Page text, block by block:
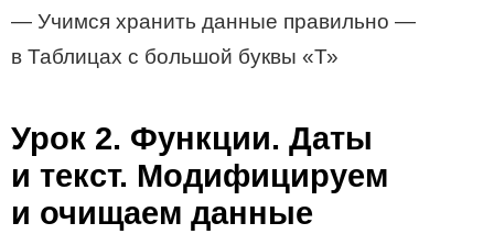
— Учимся хранить данные правильно —
в Таблицах с большой буквы «Т»
Урок 2. Функции. Даты
и текст. Модифицируем
и очищаем данные